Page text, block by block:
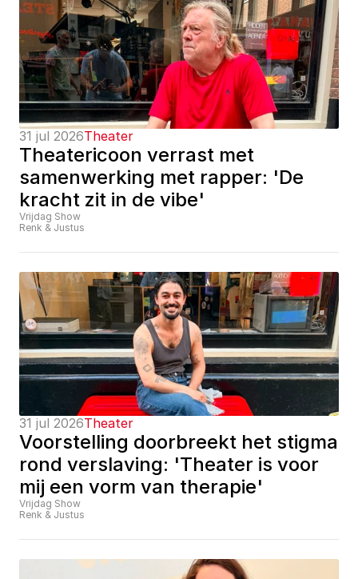
31 jul 2026Theater
Theatericoon verrast met
samenwerking met rapper: 'De
kracht zit in de vibe'
Vrijdag Show
Renk & Justus
31 jul 2026Theater
Voorstelling doorbreekt het stigma
rond verslaving: 'Theater is voor
mij een vorm van therapie'
Vrijdag Show
Renk & Justus